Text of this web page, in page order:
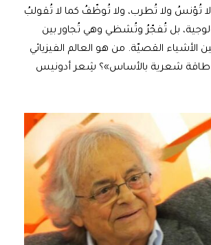
تُؤنسُ ولا تُطرب، ولا تُوظّفُ كما لا تُقولبُ
بل تُفجّرُ وتُشظي وهي تُجاور بين
الأشياء القصيّة. من هو العالم الفيزيائي
طاقة شعرية بالأساس»؟ شِعر أدونيس